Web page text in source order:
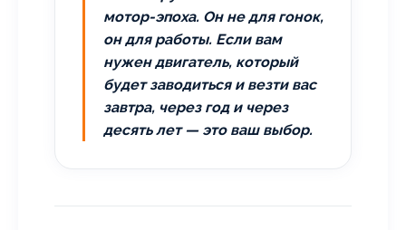
мотор-эпоха. Он не для гонок,
он для работы. Если вам
нужен двигатель, который
будет заводиться и везти вас
завтра, через год и через
десять лет — это ваш выбор.